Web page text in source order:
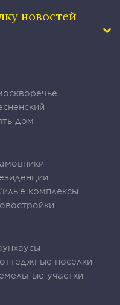
новостей
дом
комплексы
поселки
участки